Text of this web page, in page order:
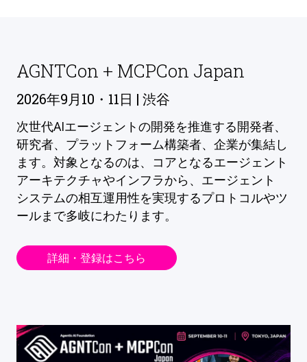
AGNTCon + MCPCon Japan
2026年9月10・11日 | 渋谷
次世代AIエージェントの開発を推進する開発者、
研究者、プラットフォーム構築者、企業が集結し
ます。対象となるのは、コアとなるエージェント
アーキテクチャやインフラから、エージェント
システムの相互運用性を実現するプロトコルやツ
ールまで多岐にわたります。
詳細・登録はこちら